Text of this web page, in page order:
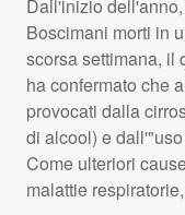
Dall'inizio
Boscimani morti in
scorsa settimana, il
ha confermato che
provocati dalla
di alcool) e
Come ulteriori
malattie